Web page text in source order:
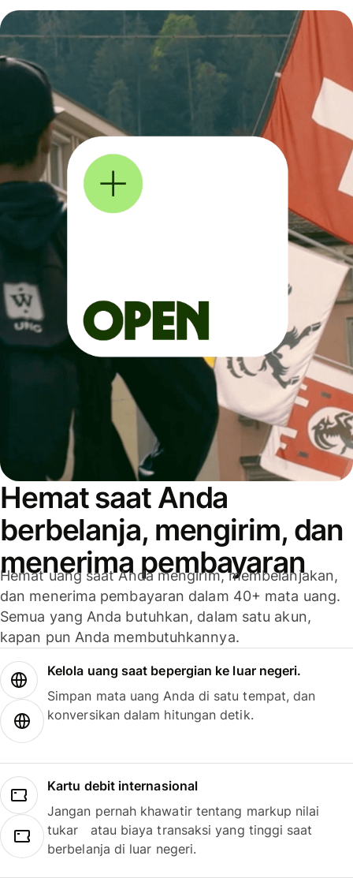
Hemat saat Anda
berbelanja, mengirim, dan
menerima pembayaran
Hemat uang saat Anda mengirim, membelanjakan,
dan menerima pembayaran dalam 40+ mata uang.
Semua yang Anda butuhkan, dalam satu akun,
kapan pun Anda membutuhkannya.
Kelola uang saat bepergian ke luar negeri.
Simpan mata uang Anda di satu tempat, dan
konversikan dalam hitungan detik.
Kartu debit internasional
Jangan pernah khawatir tentang markup nilai
tukar atau biaya transaksi yang tinggi saat
berbelanja di luar negeri.